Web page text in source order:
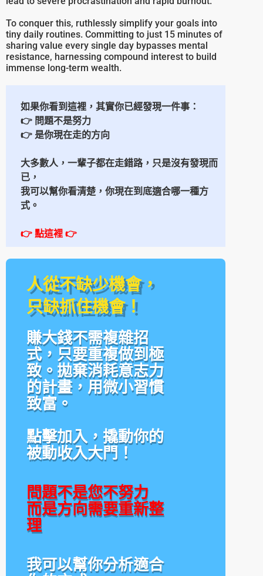
To conquer this, ruthlessly simplify your goals into
tiny daily routines. Committing to just 15 minutes of
sharing value every single day bypasses mental
resistance, harnessing compound interest to build
immense long-term wealth.
如果你看到這裡，其實你已經發現一件事：
👉 問題不是努力
👉 是你現在走的方向
大多數人，一輩子都在走錯路， 只是沒有發現而
已，
我可以幫你看清楚， 你現在到底適合哪一種方
式。
👉 點這裡 👉
人從不缺少機會，
只缺抓住機會！
賺大錢不需複雜招
式，只要重複做到極
致。拋棄消耗意志力
的計畫，用微小習慣
致富。
點擊加入，撬動你的
被動收入大門！
問題不是您不努力
而是方向需要重新整
理
我可以幫你分析適合